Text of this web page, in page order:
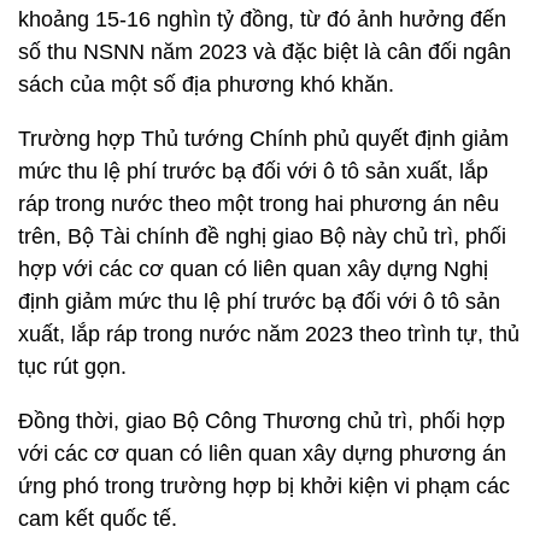
khoảng 15-16 nghìn tỷ đồng, từ đó ảnh hưởng đến
số thu NSNN năm 2023 và đặc biệt là cân đối ngân
sách của một số địa phương khó khăn.
Trường hợp Thủ tướng Chính phủ quyết định giảm
mức thu lệ phí trước bạ đối với ô tô sản xuất, lắp
ráp trong nước theo một trong hai phương án nêu
trên, Bộ Tài chính đề nghị giao Bộ này chủ trì, phối
hợp với các cơ quan có liên quan xây dựng Nghị
định giảm mức thu lệ phí trước bạ đối với ô tô sản
xuất, lắp ráp trong nước năm 2023 theo trình tự, thủ
tục rút gọn.
Đồng thời, giao Bộ Công Thương chủ trì, phối hợp
với các cơ quan có liên quan xây dựng phương án
ứng phó trong trường hợp bị khởi kiện vi phạm các
cam kết quốc tế.